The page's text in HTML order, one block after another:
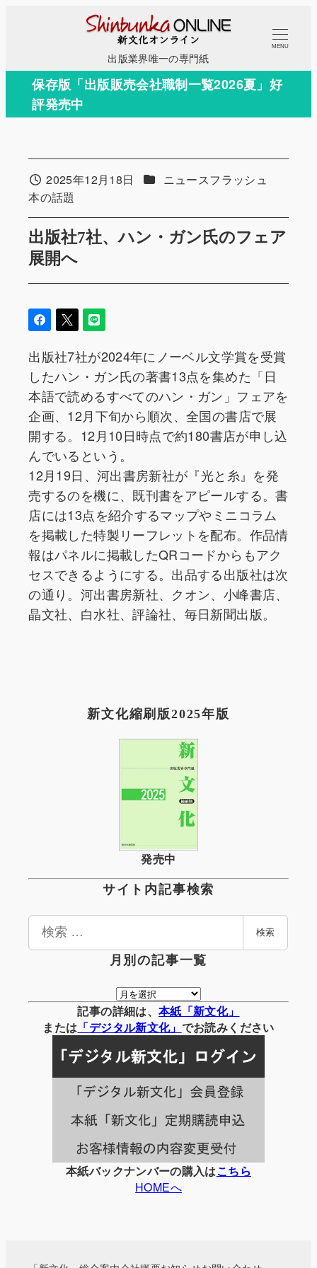
コ
テ
出版業界唯一の専門紙
MENU
保存版「出版販売会社職制一覧2026夏」好
評発売中
出版社7社、ハン・ガン氏のフェア
展開へ
投稿日2025年12月18日 カテゴリー
ニュースフラッシュ
カテゴリー
本の話題
出版社7社が2024年にノーベル文学賞を受賞
したハン・ガン氏の著書13点を集めた「日
本語で読めるすべてのハン・ガン」フェアを
企画、12月下旬から順次、全国の書店で展
開する。12月10日時点で約180書店が申し込
んでいるという。
12月19日、河出書房新社が『光と糸』を発
売するのを機に、既刊書をアピールする。書
店には13点を紹介するマップやミニコラム
を掲載した特製リーフレットを配布。作品情
報はパネルに掲載したQRコードからもアク
セスできるようにする。出品する出版社は次
の通り。河出書房新社、クオン、小峰書店、
晶文社、白水社、評論社、毎日新聞出版。
新文化縮刷版2025年版
発売中
サイト内記事検索
検
検索
月別の記事一覧
月
別
の
事
一
覧
記事の詳細は、 本紙「新文化」
または 「デジタル新文化」 でお読みください
本紙バックナンバーの購入はこちら
HOMEへ